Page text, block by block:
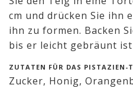
cm und drücken Sie ihn
ihn zu formen. Backen
bis er leicht gebräunt
ZUTATEN FÜR DAS PISTAZIEN-
Zucker, Honig,